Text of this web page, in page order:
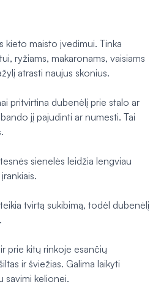
kieto maisto įvedimui. Tinka
ryžiams, makaronams, vaisiams
atrasti naujus skonius.
pritvirtina dubenėlį prie stalo ar
jį pajudinti ar numesti. Tai
sienelės leidžia lengviau
tvirtą sukibimą, todėl dubenėlį
prie kitų rinkoje esančių
ir šviežias. Galima laikyti
savimi kelionei.